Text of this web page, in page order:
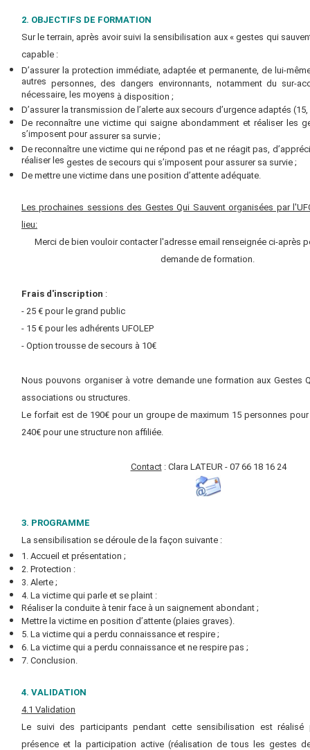
2. OBJECTIFS DE FORMATION
Sur le terrain, après avoir suivi la sensibilisation aux « gestes qui
capable :
D’assurer la protection immédiate, adaptée et permanente, de lui-
autres personnes, des dangers environnants, notamment du sur-
nécessaire, les moyens à disposition ;
D’assurer la transmission de l’alerte aux secours d’urgence adaptés
De reconnaître une victime qui saigne abondamment et réaliser les
s’imposent pour assurer sa survie ;
De reconnaître une victime qui ne répond pas et ne réagit pas,
réaliser les gestes de secours qui s’imposent pour assurer sa survie ;
De mettre une victime dans une position d’attente adéquate.
Les prochaines sessions des Gestes Qui Sauvent organisées par
lieu:
Merci de bien vouloir contacter l'adresse email renseignée ci-après
demande de formation.
Frais d'inscription :
- 25 € pour le grand public
- 15 € pour les adhérents UFOLEP
- Option trousse de secours à 10€
Nous pouvons organiser à votre demande une formation aux Gestes
associations ou structures.
Le forfait est de 190€ pour un groupe de maximum 15 personnes
240€ pour une structure non affiliée.
Contact: Clara LATEUR- 07 66 18 16 24
3. PROGRAMME
La sensibilisation se déroule de la façon suivante :
1. Accueil et présentation ;
2. Protection :
3. Alerte ;
4. La victime qui parle et se plaint :
Réaliser la conduite à tenir face à un saignement abondant ;
Mettre la victime en position d’attente (plaies graves).
5. La victime qui a perdu connaissance et respire ;
6. La victime qui a perdu connaissance et ne respire pas ;
7. Conclusion.
4. VALIDATION
4.1 Validation
Le suivi des participants pendant cette sensibilisation est réalisé
présence et la participation active (réalisation de tous les gestes